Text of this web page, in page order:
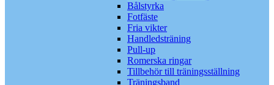
Bålstyrka
Fotfäste
Fria vikter
Handledsträning
Pull-up
Romerska ringar
Tillbehör till träningsställning
Träningsband